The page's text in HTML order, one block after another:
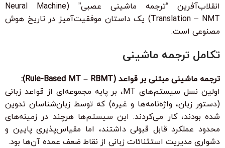
انقلاب‌آفرین “ترجمه ماشینی عصبی” (Neural Machine
Translation – NMT) یک داستان موفقیت‌آمیز در تاریخ هوش
مصنوعی است.
تکامل ترجمه ماشینی
ترجمه ماشینی مبتنی بر قواعد (Rule-Based MT – RBMT):
اولین نسل سیستم‌های MT، بر پایه مجموعه‌ای از قواعد زبانی
(دستور زبان، واژه‌نامه‌ها و غیره) که توسط زبان‌شناسان تدوین
شده بودند، کار می‌کردند. این سیستم‌ها هرچند در زمینه‌های
محدود عملکرد قابل قبولی داشتند، اما مقیاس‌پذیری پایین و
دشواری مدیریت استثنائات زبانی از نقاط ضعف عمده آن‌ها بود.